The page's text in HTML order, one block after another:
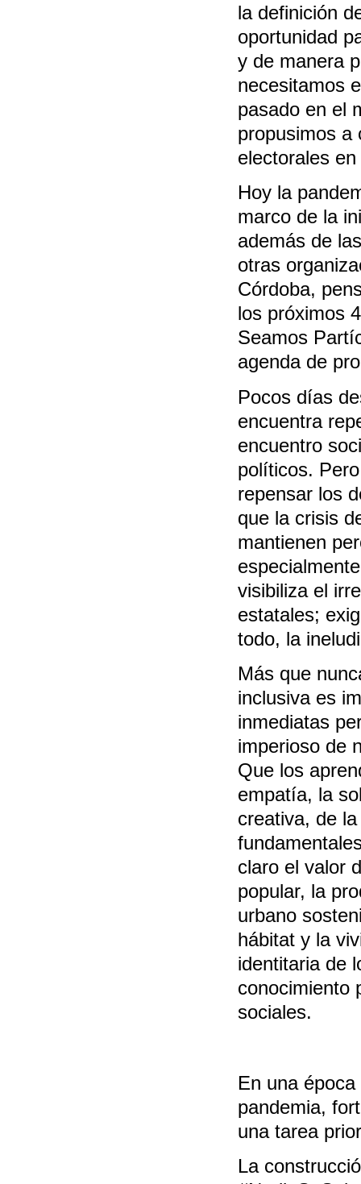
la definición
oportunidad
y de manera
necesitamos
pasado en el
propusimos a
electorales
Hoy la
marco de la
además de
otras
Córdoba,
los próximos
Seamos
agenda de
Pocos días
encuentra
encuentro
políticos.
repensar los
que la crisis
mantienen
visibiliza el
estatales;
todo, la
Más que
inclusiva es
inmediatas
imperioso de
Que los
empatía, la
creativa, de
claro el valor
popular, la
urbano
hábitat y la
identitaria de
conocimiento
sociales.
En una
pandemia,
una tarea
La